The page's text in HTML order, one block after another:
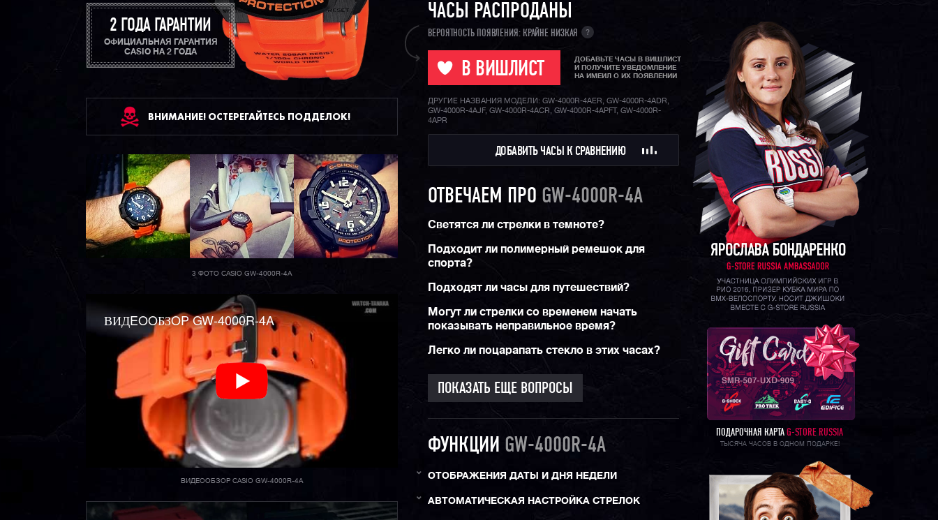
2 ГОДА ГАРАНТИИ
ОФИЦИАЛЬНАЯ ГАРАНТИЯ
CASIO НА 2 ГОДА
ВНИМАНИЕ! ОСТЕРЕГАЙТЕСЬ ПОДДЕЛОК!
3 ФОТО CASIO GW-4000R-4A
ВИДEOOБЗOP GW-4000R-4A
ВИДЕООБЗОР CASIO GW-4000R-4A
На борту защита от воздействия центробежной силы,
перегрузок и вибраций, солнечная батарея, коррекция
времени по радиосигналу и еще более десятка функций.
На сегодняшний день, данная модель давно снята с
производства и не поставляется Casio. Мидл-класс серии
GRAVITYMASTER представляют модели с блютусомGR-
B100, старичкиGA-1100и их родные братья
GPW серияи свежие карбоновые моделиGWR-B1000.
ЧАСЫ РАСПРОДАНЫ
ВЕРОЯТНОСТЬ ПОЯВЛЕНИЯ: КРАЙНЕ НИЗКАЯ ?
В ВИШЛИСТ
ДОБАВЬТЕ ЧАСЫ В ВИШЛИСТ
И ПОЛУЧИТЕ УВЕДОМЛЕНИЕ
НА ИМЕИЛ О ИХ ПОЯВЛЕНИИ
ДРУГИЕ НАЗВАНИЯ МОДЕЛИ: GW-4000R-4AER, GW-4000R-4ADR,
GW-4000R-4AJF, GW-4000R-4ACR, GW-4000R-4APFT, GW-4000R-
4APR
ДОБАВИТЬ ЧАСЫ К СРАВНЕНИЮ
ОТВЕЧАЕМ ПРО GW-4000R-4A
Светятся ли стрелки в темноте?
Подходит ли полимерный ремешок для
спорта?
Подходят ли часы для путешествий?
Могут ли стрелки со временем начать
показывать неправильное время?
Легко ли поцарапать стекло в этих часах?
ПОКАЗАТЬ ЕЩЕ ВОПРОСЫ
ФУНКЦИИ GW-4000R-4A
ОТОБРАЖЕНИЯ ДАТЫ И ДНЯ НЕДЕЛИ
АВТОМАТИЧЕСКАЯ НАСТРОЙКА СТРЕЛОК
ПОДАРОЧНАЯ КАРТА G-STORE RUSSIA
ТЫСЯЧА ЧАСОВ В ОДНОМ ПОДАРКЕ!